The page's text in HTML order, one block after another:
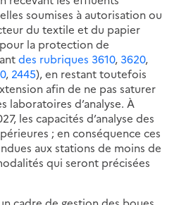
soumises à autorisation ou
du textile et du papier
la protection de
des rubriques 3610, 3620,
, 2445), en restant toutefois
afin de ne pas saturer
laboratoires d’analyse. À
les capacités d’analyse des
; en conséquence ces
aux stations de moins de
qui seront précisées